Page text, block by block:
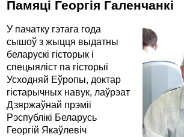
Рукапісы навуковых артыкулаў праходзяць
ананімнае рэцэнзаванне. Рэдакцыя пакідае
адбору і рэдагавання атрыманых тэкстаў.
Пры падрыхтоўцы артыкулаў і рэцэнзій
інструкцыяй для аўтараў
Памяці Георгія Галенчанкі
У пачатку гэтага года
сышоў з жыцця выдатны
беларускі гісторык і
спецыяліст па гісторыі
Усходняй Еўропы, доктар
гістарычных навук, лаўрэат
Дзяржаўнай прэміі
Рэспублікі Беларусь
Георгій Якаўлевіч